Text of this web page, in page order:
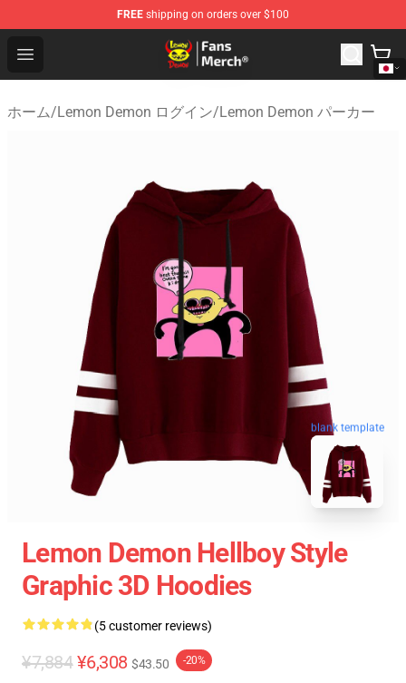
FREE shipping on orders over $100
Open menu
Lemon Demon Store - Official Lemon Demon
ホーム/Lemon Demon ログイン/Lemon Demon パーカー
blank template
Lemon Demon Hellboy Style
Graphic 3D Hoodies
(5 customer reviews)
¥7,884 ¥6,308 $43.50 -20%